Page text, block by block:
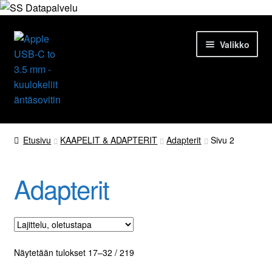
Siirry
navigointiin
Siirry
sisältöön
Valikko
Etusivu
Ajankohtaista
Palvelut
Yrityksestä
Etusivu KAAPELIT & ADAPTERIT Adapterit Sivu 2
Adapterit
Näytetään tulokset 17–32 / 219